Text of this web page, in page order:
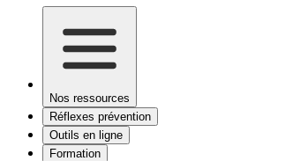
Nos ressources
Réflexes prévention
Outils en ligne
Formation